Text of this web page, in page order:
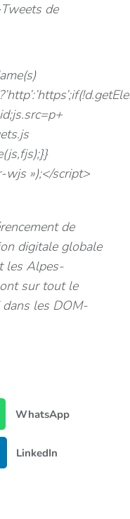
de
wjs »);</script>
de
digitale globale
les Alpes-
sur tout le
les DOM-
WhatsApp
LinkedIn